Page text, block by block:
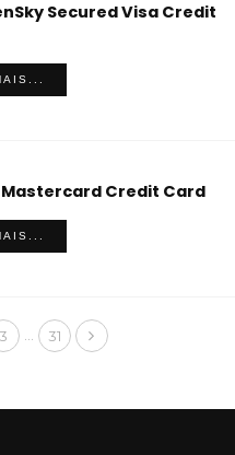
Secured Visa Credit
Credit Card
3 31